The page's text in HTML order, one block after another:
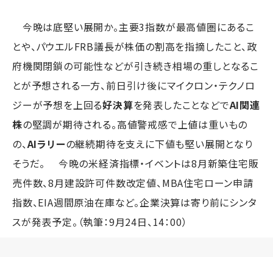
今晩は底堅い展開か。主要3指数が最高値圏にあるこ
とや、パウエルFRB議長が株価の割高を指摘したこと、政
府機関閉鎖の可能性などが引き続き相場の重しとなるこ
とが予想される一方、前日引け後にマイクロン・テクノロ
ジーが予想を上回る好決算を発表したことなどでAI関連
株の堅調が期待される。高値警戒感で上値は重いもの
の、AIラリーの継続期待を支えに下値も堅い展開となり
そうだ。 今晩の米経済指標・イベントは8月新築住宅販
売件数、8月建設許可件数改定値、MBA住宅ローン申請
指数、EIA週間原油在庫など。企業決算は寄り前にシンタ
スが発表予定。（執筆：9月24日、14：00）